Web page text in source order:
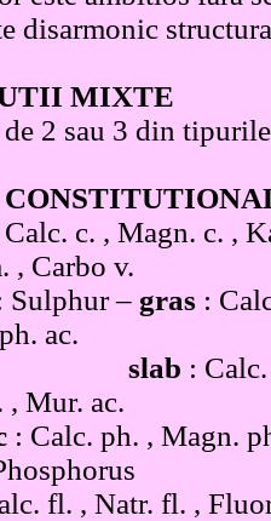
disarmonic
MIXTE
2 sau 3 din
Calc. c. , Magn. c. ,
, Carbo v.
Sulphur – gras :
ac.
slab :
, Mur. ac.
: Calc. ph. , Magn.
fl. , Natr. fl. ,